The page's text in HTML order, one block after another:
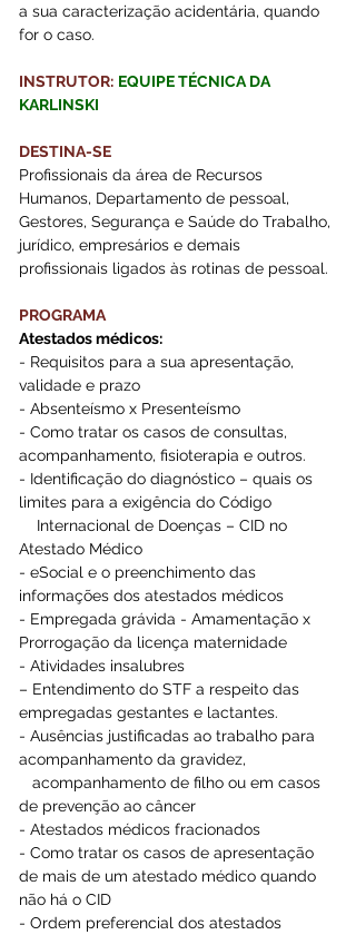
a sua caracterização acidentária, quando
for o caso.
INSTRUTOR: EQUIPE TÉCNICA DA
KARLINSKI
DESTINA-SE
Profissionais da área de Recursos
Humanos, Departamento de pessoal,
Gestores, Segurança e Saúde do Trabalho,
jurídico, empresários e demais
profissionais ligados às rotinas de pessoal.
PROGRAMA
Atestados médicos:
- Requisitos para a sua apresentação,
validade e prazo
- Absenteísmo x Presenteísmo
- Como tratar os casos de consultas,
acompanhamento, fisioterapia e outros.
- Identificação do diagnóstico – quais os
limites para a exigência do Código
Atestado Médico
- eSocial e o preenchimento das
informações dos atestados médicos
- Empregada grávida - Amamentação x
Prorrogação da licença maternidade
- Atividades insalubres
– Entendimento do STF a respeito das
empregadas gestantes e lactantes.
- Ausências justificadas ao trabalho para
acompanhamento da gravidez,
de prevenção ao câncer
- Atestados médicos fracionados
- Como tratar os casos de apresentação
de mais de um atestado médico quando
não há o CID
- Ordem preferencial dos atestados